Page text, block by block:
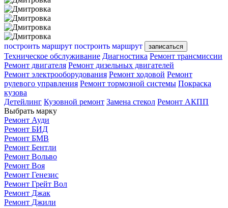
построить маршрут построить маршрут записаться
Техническое обслуживание Диагностика Ремонт трансмиссии
Ремонт двигателя Ремонт дизельных двигателей
Ремонт электрооборудования Ремонт ходовой Ремонт
рулевого управления Ремонт тормозной системы Покраска
кузова
Детейлинг Кузовной ремонт Замена стекол Ремонт АКПП
Выбрать марку
Ремонт Ауди
Ремонт БИД
Ремонт БМВ
Ремонт Бентли
Ремонт Вольво
Ремонт Воя
Ремонт Генезис
Ремонт Грейт Вол
Ремонт Джак
Ремонт Джили